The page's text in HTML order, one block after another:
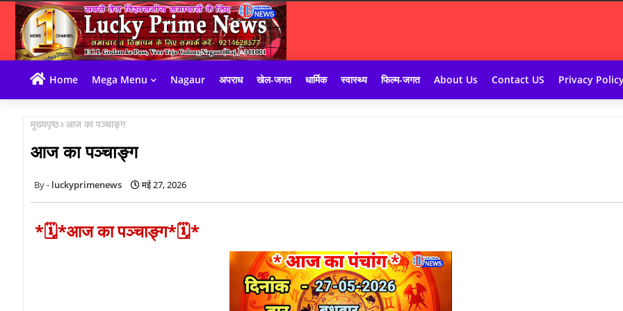
Home Mega Menu Nagaur अपराध खेल-जगत धार्मिक स्वास्थ्य फिल्म-जगत About Us Contact US Privacy
मुख्यपृष्ठ आज का पञ्चाङ्ग
आज का पञ्चाङ्ग
luckyprimenews मई 27, 2026
*🗓*आज का पञ्चाङ्ग*🗓*